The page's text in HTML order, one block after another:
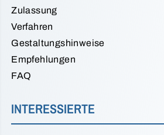
Zulassung
Verfahren
Gestaltungshinweise
Empfehlungen
FAQ
INTERESSIERTE